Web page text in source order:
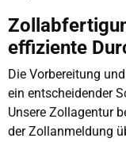
effiziente
Die Vorbereitung
ein entscheidender
Unsere Zollagentur
der Zollanmeldung